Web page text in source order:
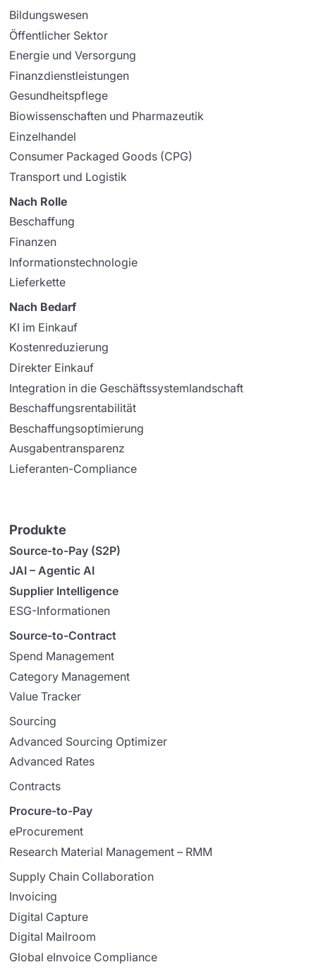
Bildungswesen
Öffentlicher Sektor
Energie und Versorgung
Finanzdienstleistungen
Gesundheitspflege
Biowissenschaften und Pharmazeutik
Einzelhandel
Consumer Packaged Goods (CPG)
Transport und Logistik
Nach Rolle
Beschaffung
Finanzen
Informationstechnologie
Lieferkette
Nach Bedarf
KI im Einkauf
Kostenreduzierung
Direkter Einkauf
Integration in die Geschäftssystemlandschaft
Beschaffungsrentabilität
Beschaffungsoptimierung
Ausgabentransparenz
Lieferanten-Compliance
Produkte
Source-to-Pay (S2P)
JAI – Agentic AI
Supplier Intelligence
ESG-Informationen
Source-to-Contract
Spend Management
Category Management
Value Tracker
Sourcing
Advanced Sourcing Optimizer
Advanced Rates
Contracts
Procure-to-Pay
eProcurement
Research Material Management – RMM
Supply Chain Collaboration
Invoicing
Digital Capture
Digital Mailroom
Global eInvoice Compliance